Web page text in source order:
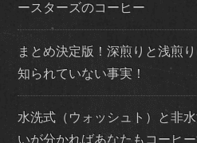
ースターズのコーヒー
まとめ決定版！深煎りと浅煎
知られていない事実！
水洗式（ウォッシュト）と非
いが分かればあなたもコーヒー